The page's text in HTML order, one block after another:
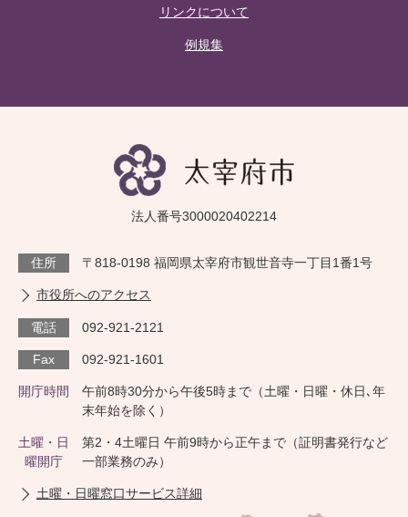
リンクについて
例規集
法人番号3000020402214
住所 〒818-0198 福岡県太宰府市観世音寺一丁目1番1号
市役所へのアクセス
電話 092-921-2121
Fax 092-921-1601
開庁時間
午前8時30分から午後5時まで（土曜・日曜・休日､年
末年始を除く）
土曜・日
曜開庁
第2・4土曜日 午前9時から正午まで（証明書発行など
一部業務のみ）
土曜・日曜窓口サービス詳細